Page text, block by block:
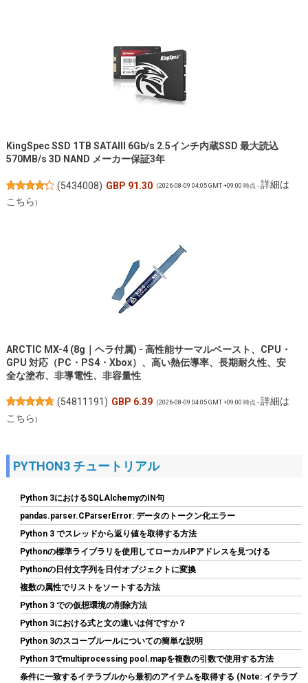
KingSpec SSD 1TB SATAIII 6Gb/s 2.5インチ内蔵SSD 最大読込
570MB/s 3D NAND メーカー保証3年
(5434008) GBP 91.30 (2026-08-09 04:05 GMT +09:00 時点 -詳細は
こちら)
ARCTIC MX-4 (8g｜ヘラ付属) - 高性能サーマルペースト、CPU・
GPU 対応（PC・PS4・Xbox）、高い熱伝導率、長期耐久性、安
全な塗布、非導電性、非容量性
(54811191 ) GBP 6.39 (2026-08-09 04:05 GMT +09:00 時点 -詳細は
こちら)
Amazon限定 キオクシア 内蔵SSD 1TB PCIe Gen4×4 NVMe M.2
2280 読込7,200M SSD-CK1.0N4B/R
(54520) GBP 158.64
こちら)
PYTHON3 チュートリアル
Python 3におけるSQLAlchemyのIN句
pandas.parser.CParserError: データのトークン化エラー
Python 3 でスレッドから返り値を取得する方法
Pythonの標準ライブラリを使用してローカルIPアドレスを見つける
Pythonの日付文字列を日付オブジェクトに変換
複数の属性でリストをソートする方法
Python 3 での仮想環境の削除方法
Python 3における式と文の違いは何ですか？
Python 3のスコープルールについての簡単な説明
Python 3でmultiprocessing pool.mapを複数の引数で使用する方法
条件に一致するイテラブルから最初のアイテムを取得する (Note: イテラブ